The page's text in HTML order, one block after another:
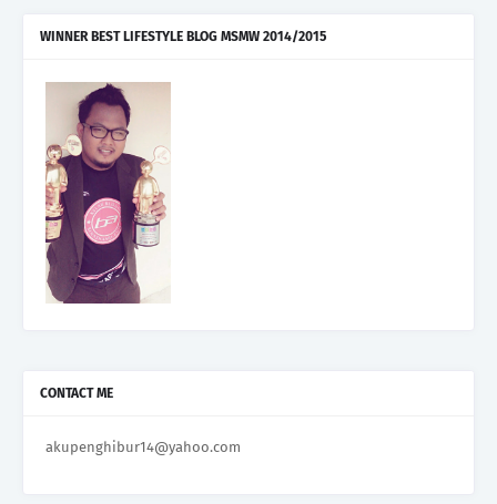
WINNER BEST LIFESTYLE BLOG MSMW 2014/2015
CONTACT ME
akupenghibur14@yahoo.com